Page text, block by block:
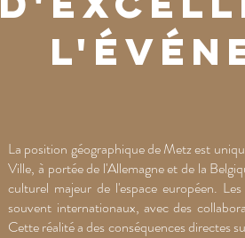
La position géographique de Metz est
Ville, à portée de l'Allemagne et de la
culturel majeur de l'espace européen.
souvent internationaux, avec des
Cette réalité a des conséquences directes